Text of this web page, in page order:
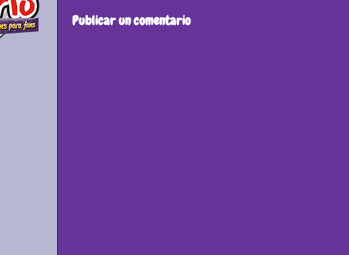
Publicar un comentario